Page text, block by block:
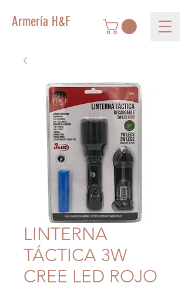
Armería H&F
LINTERNA
TÁCTICA 3W
CREE LED ROJO